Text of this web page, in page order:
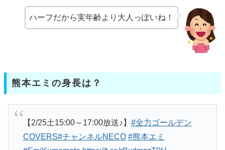
ハーフだから実年齢より大人っぽいね！
熊本エミの身長は？
【2/25土15:00～17:00放送♪】 #全力ゴールデン
COVERS#チャンネルNECO #熊本エミ